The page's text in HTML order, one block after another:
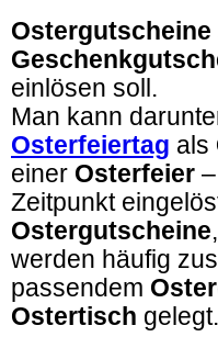
Ostergutscheine
einlösen soll.
Man kann
Osterfeiertag als
einer Osterfeier
Zeitpunkt
Ostergutscheine
werden häufig
passendem
Ostertisch gelegt.